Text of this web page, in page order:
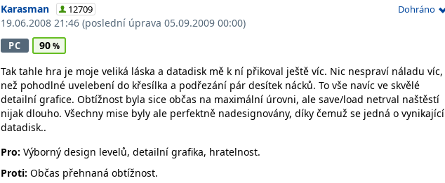
Karasman 12709
19.06.2008 21:46 (poslední úprava 05.09.2009 00:00)
Dohráno
PC
90
Tak tahle hra je moje veliká láska a datadisk mě k ní přikoval ještě víc. Nic nespraví náladu víc,
než pohodlné uvelebení do křesílka a podřezání pár desítek nácků. To vše navíc ve skvělé
detailní grafice. Obtížnost byla sice občas na maximální úrovni, ale save/load netrval naštěstí
nijak dlouho. Všechny mise byly ale perfektně nadesignovány, díky čemuž se jedná o vynikající
datadisk..
Pro: Výborný design levelů, detailní grafika, hratelnost.
Proti: Občas přehnaná obtížnost.